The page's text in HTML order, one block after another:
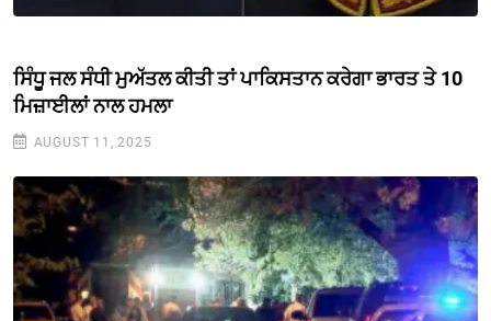
ਸਿੰਧੂ ਜਲ ਸੰਧੀ ਮੁਅੱਤਲ ਕੀਤੀ ਤਾਂ ਪਾਕਿਸਤਾਨ ਕਰੇਗਾ ਭਾਰਤ ਤੇ 10
ਮਿਜ਼ਾਈਲਾਂ ਨਾਲ ਹਮਲਾ
AUGUST 11, 2025